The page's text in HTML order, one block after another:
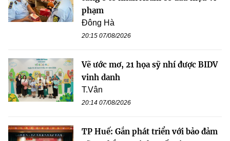
phạm
Đông Hà
20:15 07/08/2026
Vẽ ước mơ, 21 họa sỹ nhí được BIDV
vinh danh
T.Vân
20:14 07/08/2026
TP Huế: Gắn phát triển với bảo đảm